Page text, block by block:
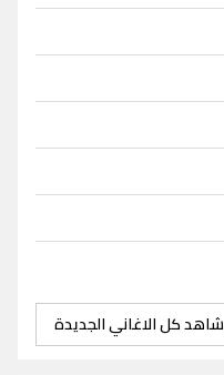
شاهد كل الاغاني الجديدة